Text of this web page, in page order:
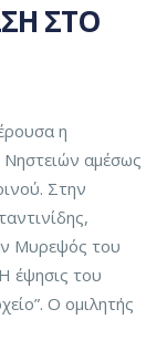
ΣΤΟ
η
Νηστειών αμέσως
Στην
Μυρεψός του
έψησις του
Ο ομιλητής